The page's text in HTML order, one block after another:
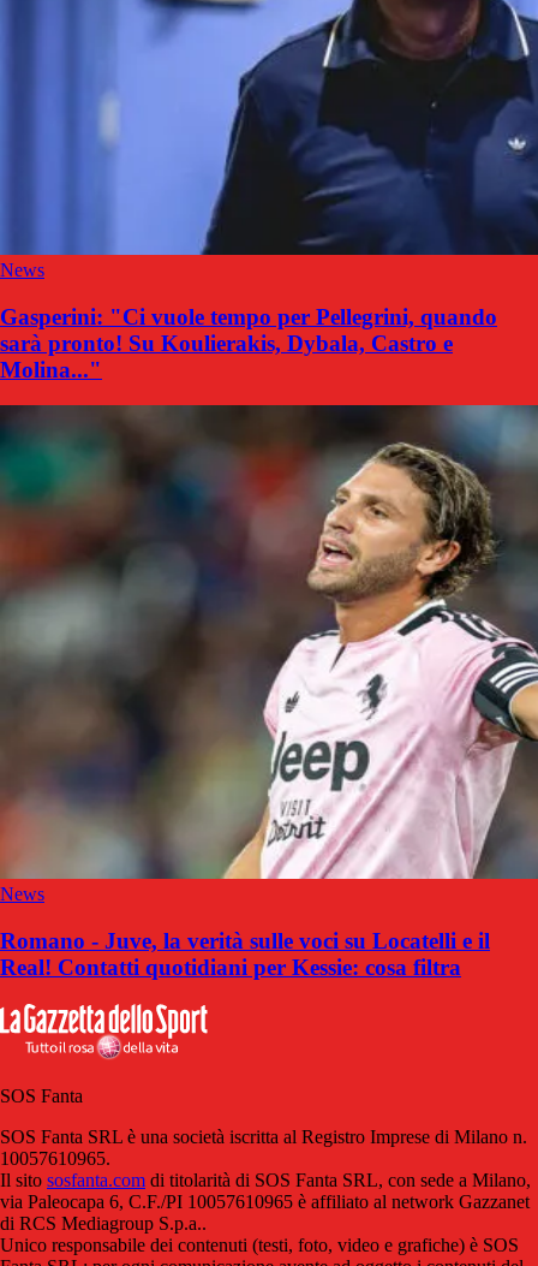
News
Gasperini: "Ci vuole tempo per Pellegrini, quando
sarà pronto! Su Koulierakis, Dybala, Castro e
Molina..."
News
Romano - Juve, la verità sulle voci su Locatelli e il
Real! Contatti quotidiani per Kessie: cosa filtra
SOS Fanta
SOS Fanta SRL è una società iscritta al Registro Imprese di Milano n.
10057610965.
Il sito sosfanta.com di titolarità di SOS Fanta SRL, con sede a Milano,
via Paleocapa 6, C.F./PI 10057610965 è affiliato al network Gazzanet
di RCS Mediagroup S.p.a..
Unico responsabile dei contenuti (testi, foto, video e grafiche) è SOS